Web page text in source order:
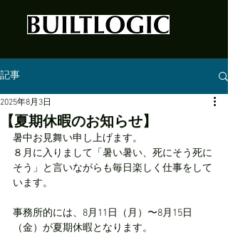
記事
【夏期休暇のお知らせ】
2025年8月3日
暑中お見舞い申し上げます。
８月に入りまして「暑い暑い、死にそう死に
そう」と言いながらも毎日楽しく仕事をして
います。
事務所的には、8月11日（月）〜8月15日
（金）が夏期休暇となります。